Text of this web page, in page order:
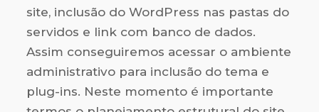
site, inclusão do WordPress nas pastas do
servidos e link com banco de dados.
Assim conseguiremos acessar o ambiente
administrativo para inclusão do tema e
plug-ins. Neste momento é importante